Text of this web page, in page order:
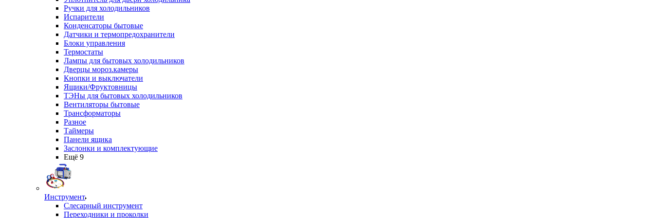
Ручки для холодильников
Испарители
Конденсаторы бытовые
Датчики и термопредохранители
Блоки управления
Термостаты
Лампы для бытовых холодильников
Дверцы мороз.камеры
Кнопки и выключатели
Ящики/Фруктовницы
ТЭНы для бытовых холодильников
Вентиляторы бытовые
Трансформаторы
Разное
Таймеры
Панели ящика
Заслонки и комплектующие
Ещё 9
Инструмент
Слесарный инструмент
Переходники и проколки